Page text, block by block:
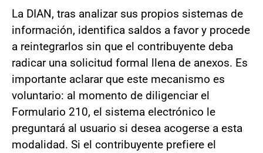
La DIAN, tras analizar sus propios sistemas de
información, identifica saldos a favor y procede
a reintegrarlos sin que el contribuyente deba
radicar una solicitud formal llena de anexos. Es
importante aclarar que este mecanismo es
voluntario: al momento de diligenciar el
Formulario 210, el sistema electrónico le
preguntará al usuario si desea acogerse a esta
modalidad. Si el contribuyente prefiere el